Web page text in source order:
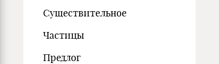
Существительное
Частицы
Предлог